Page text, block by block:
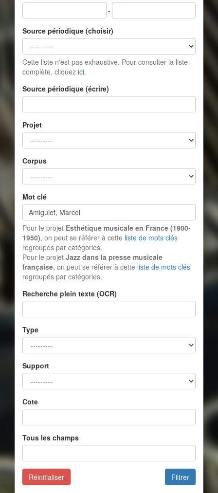
-
Source périodique (choisir)
Cette liste n'est pas exhaustive. Pour consulter la liste
complète, cliquez ici.
Source périodique (écrire)
Projet
Corpus
Mot clé
Pour le projet Esthétique musicale en France (1900-
1950), on peut se référer à cette liste de mots clés
regroupés par catégories.
Pour le projet Jazz dans la presse musicale
française, on peut se référer à cette liste de mots clés
regroupés par catégories.
Recherche plein texte (OCR)
Type
Support
Cote
Tous les champs
Filtrer
Réinitialiser